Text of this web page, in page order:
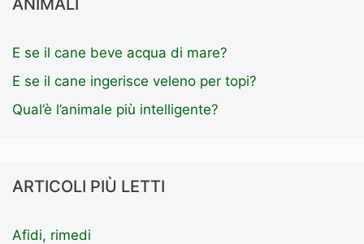
E se il cane beve acqua di mare?
E se il cane ingerisce veleno per topi?
Qual’è l’animale più intelligente?
ARTICOLI PIÙ LETTI
Afidi, rimedi